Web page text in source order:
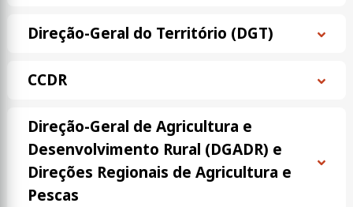
Direção-Geral do Território (DGT)
CCDR
Direção-Geral de Agricultura e
Desenvolvimento Rural (DGADR) e
Direções Regionais de Agricultura e
Pescas